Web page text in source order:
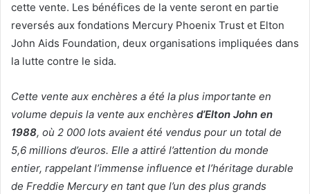
cette vente. Les bénéfices de la vente seront en partie
reversés aux fondations Mercury Phoenix Trust et Elton
John Aids Foundation, deux organisations impliquées dans
la lutte contre le sida.
Cette vente aux enchères a été la plus importante en
volume depuis la vente aux enchères d’Elton John en
1988, où 2 000 lots avaient été vendus pour un total de
5,6 millions d’euros. Elle a attiré l’attention du monde
entier, rappelant l’immense influence et l’héritage durable
de Freddie Mercury en tant que l’un des plus grands